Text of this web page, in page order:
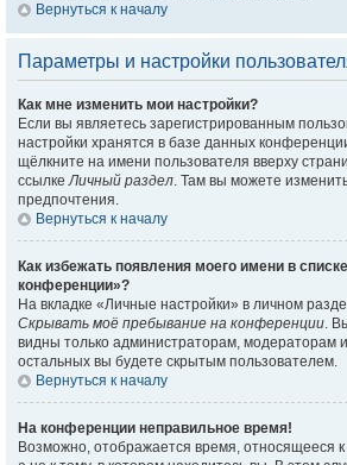
Вернуться к началу
Параметры и настройки
Как мне изменить мои настройки?
Если вы являетесь зарегистрированным
настройки хранятся в базе данных
щёлкните на имени пользователя вверху
ссылкеЛичный раздел. Там вы можете
предпочтения.
Вернуться к началу
Как избежать появления моего имени в
конференции»?
На вкладке «Личные настройки» в личном
Скрывать моё пребывание на конференции.
видны только администраторам, модераторам
остальных вы будете скрытым пользователем.
Вернуться к началу
На конференции неправильное время!
Возможно, отображается время, относящееся к